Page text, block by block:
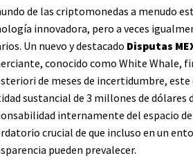
de las criptomonedas a menudo
innovadora, pero a veces
Un nuevo y destacado Disputas
conocido como White Whale,
de meses de incertidumbre,
sustancial de 3 millones de
internamente del espacio
crucial de que incluso en un
pueden prevalecer.